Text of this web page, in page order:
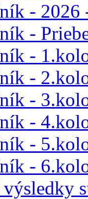
- 2026
-
-
-
-
-
-
-
výsledky